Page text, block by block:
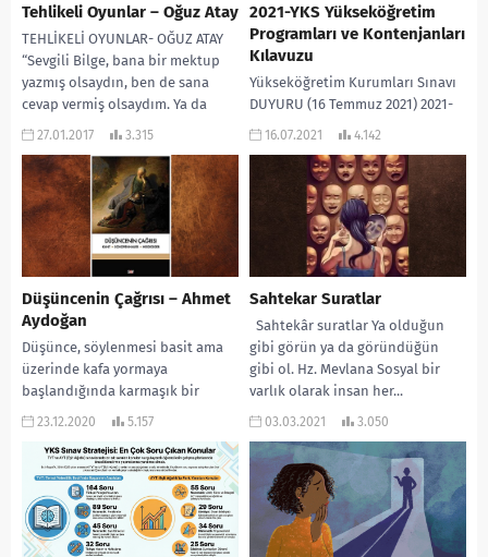
Tehlikeli Oyunlar – Oğuz Atay
TEHLİKELİ OYUNLAR- OĞUZ ATAY
“Sevgili Bilge, bana bir mektup
yazmış olsaydın, ben de sana
cevap vermiş olsaydım. Ya da
son...
27.01.2017 3.315
2021-YKS Yükseköğretim
Programları ve Kontenjanları
Kılavuzu
Yükseköğretim Kurumları Sınavı
DUYURU (16 Temmuz 2021) 2021-
YKS Yükseköğretim Programları
Yayımlanması 2021-YKS
Yükseköğretim Programları ve
Kontenjanları Kılavuzu,...
16.07.2021 4.142
Düşüncenin Çağrısı – Ahmet
Aydoğan
Düşünce, söylenmesi basit ama
üzerinde kafa yormaya
başlandığında karmaşık bir
yapıya sahip olan bir kavram.
23.12.2020 5.157
Sahtekar Suratlar
Sahtekâr suratlar Ya olduğun
gibi görün ya da göründüğün
gibi ol. Hz. Mevlana Sosyal bir
varlık olarak insan her...
03.03.2021 3.050